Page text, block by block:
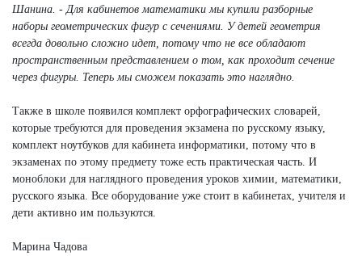
Шанина. - Для кабинетов математики мы купили разборные
наборы геометрических фигур с сечениями. У детей геометрия
всегда довольно сложно идет, потому что не все обладают
пространственным представлением о том, как проходит сечение
через фигуры. Теперь мы сможем показать это наглядно.
Также в школе появился комплект орфографических словарей,
которые требуются для проведения экзамена по русскому языку,
комплект ноутбуков для кабинета информатики, потому что в
экзаменах по этому предмету тоже есть практическая часть. И
моноблоки для наглядного проведения уроков химии, математики,
русского языка. Все оборудование уже стоит в кабинетах, учителя и
дети активно им пользуются.
Марина Чадова